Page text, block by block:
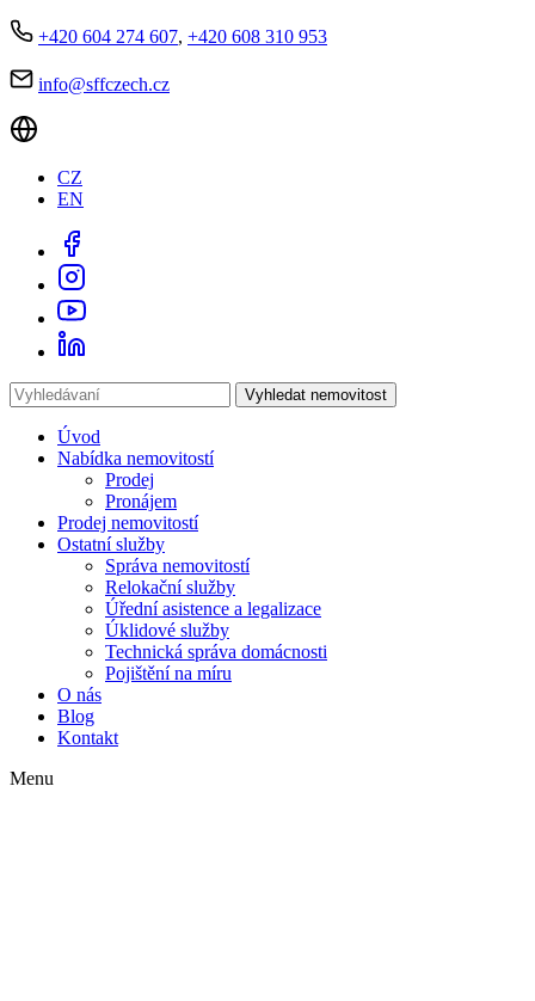
+420 604 274 607, +420 608 310 953
info@sffczech.cz
CZ
EN
Vyhledat nemovitost
Úvod
Nabídka nemovitostí
Prodej
Pronájem
Prodej nemovitostí
Ostatní služby
Správa nemovitostí
Relokační služby
Úřední asistence a legalizace
Úklidové služby
Technická správa domácnosti
Pojištění na míru
O nás
Blog
Kontakt
Menu